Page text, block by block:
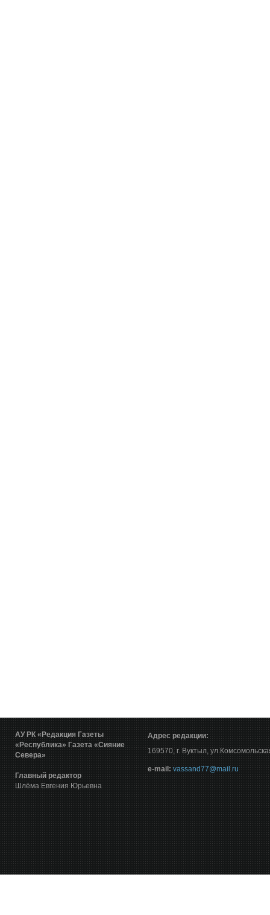
АУ РК «Редакция Газеты
«Республика» Газета «Сияние
Севера»
Главный редактор
Шлёма Евгения Юрьевна
Адрес редакции:
169570, г. Вуктыл,
е-mail: vassand77@mail.ru